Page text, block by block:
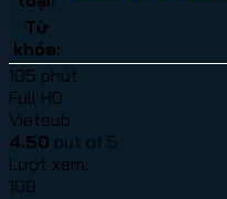
Từ
khóa:
105 phút
Full HD
Vietsub
4.50 out of 5
Lượt xem:
108